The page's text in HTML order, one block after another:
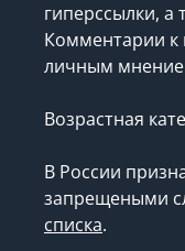
гиперссылки, а
Комментарии к
личным
Возрастная
В России
запрещеными
списка.